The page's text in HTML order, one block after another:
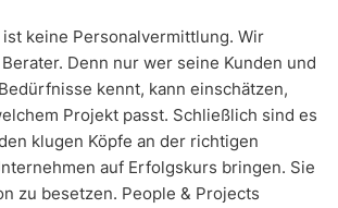
keine Personalvermittlung. Wir
Denn nur wer seine Kunden und
kennt, kann einschätzen,
Projekt passt. Schließlich sind es
klugen Köpfe an der richtigen
auf Erfolgskurs bringen. Sie
zu besetzen. People & Projects